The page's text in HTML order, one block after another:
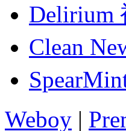
Delirium
Clean
Weboy |